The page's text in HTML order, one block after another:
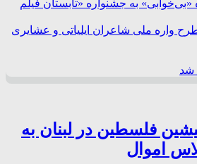
«بی‌خوابی» به جشنواره «تابستان فیلم
واره ملی شاعران ایلیاتی و عشایری
شد
فلسطین در لبنان به
اموال